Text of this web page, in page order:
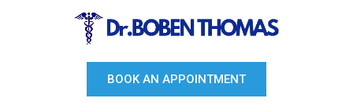
BOOK AN APPOINTMENT